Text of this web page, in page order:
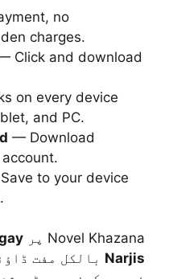
no
charges.
Click and download
on every device
and PC.
— Download
to your device
Novel Khazana پر
Narjis بالکل مفت